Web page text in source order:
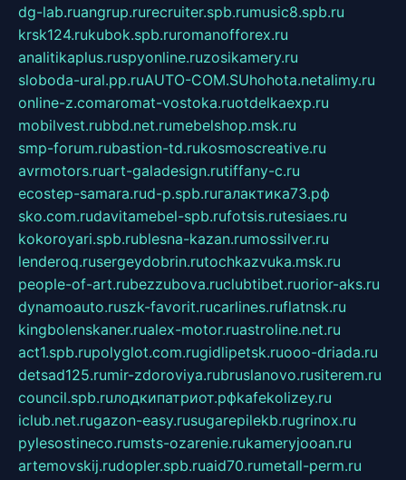
dg-lab.ruangrup.rurecruiter.spb.rumusic8.spb.ru
krsk124.rukubok.spb.ruromanofforex.ru
analitikaplus.ruspyonline.ruzosikamery.ru
sloboda-ural.pp.ruAUTO-COM.SUhohota.netalimy.ru
online-z.comaromat-vostoka.ruotdelkaexp.ru
mobilvest.rubbd.net.rumebelshop.msk.ru
smp-forum.rubastion-td.rukosmoscreative.ru
avrmotors.ruart-galadesign.rutiffany-c.ru
ecostep-samara.rud-p.spb.ruгалактика73.рф
sko.com.rudavitamebel-spb.rufotsis.rutesiaes.ru
kokoroyari.spb.rublesna-kazan.rumossilver.ru
lenderoq.rusergeydobrin.rutochkazvuka.msk.ru
people-of-art.rubezzubova.ruclubtibet.ruorior-aks.ru
dynamoauto.ruszk-favorit.rucarlines.ruflatnsk.ru
kingbolenskaner.rualex-motor.ruastroline.net.ru
act1.spb.rupolyglot.com.rugidlipetsk.ruooo-driada.ru
detsad125.rumir-zdoroviya.rubruslanovo.rusiterem.ru
council.spb.ruлодкипатриот.рфkafekolizey.ru
iclub.net.rugazon-easy.rusugarepilekb.rugrinox.ru
pylesostineco.rumsts-ozarenie.rukameryjooan.ru
artemovskij.rudopler.spb.ruaid70.rumetall-perm.ru